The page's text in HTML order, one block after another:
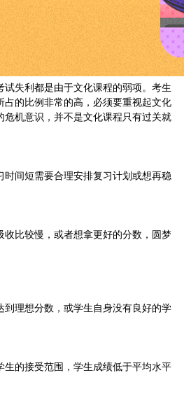
试失利都是由于文化课程的弱项。考生
占的比例非常的高，必须要重视起文化
危机意识，并不是文化课程只有过关就
时间短需要合理安排复习计划或想再稳
收比较慢，或者想拿更好的分数，圆梦
到理想分数，或学生自身没有良好的学
生的接受范围，学生成绩低于平均水平